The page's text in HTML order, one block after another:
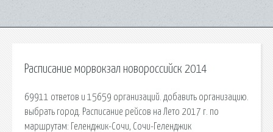
Расписание морвокзал новороссийск 2014
69911 ответов и 15659 организаций. добавить организацию.
выбрать город. Расписание рейсов на Лето 2017 г. по
маршрутам: Геленджик-Сочи, Сочи-Геленджик